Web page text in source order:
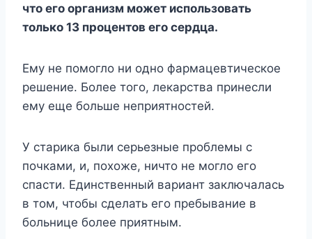
что его организм может использовать
только 13 процентов его сердца.
Ему не помогло ни одно фармацевтическое
решение. Более того, лекарства принесли
ему еще больше неприятностей.
У старика были серьезные проблемы с
почками, и, похоже, ничто не могло его
спасти. Единственный вариант заключалась
в том, чтобы сделать его пребывание в
больнице более приятным.